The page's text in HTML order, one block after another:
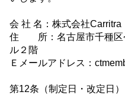
会 社 名：株式会社Carritra
住 所：名古屋市千種区
ル２階
Ｅメールアドレス：
第12条（制定日・改定日）